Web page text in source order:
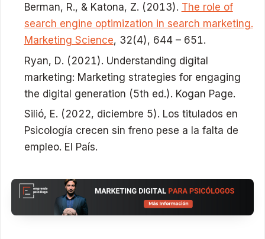
Berman, R., & Katona, Z. (2013). The role of
search engine optimization in search marketing.
Marketing Science, 32(4), 644 – 651.
Ryan, D. (2021). Understanding digital
marketing: Marketing strategies for engaging
the digital generation (5th ed.). Kogan Page.​
Silió, E. (2022, diciembre 5). Los titulados en
Psicología crecen sin freno pese a la falta de
empleo. El País.